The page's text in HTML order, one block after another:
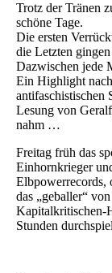
Trotz der Tränen
schöne Tage.
Die ersten
die Letzten
Dazwischen jede
Ein Highlight
antifaschistischen
Lesung von
nahm …
Freitag früh das
Einhornkrieger
Elbpowerrecords,
das „geballer“
Kapitalkritischen-
Stunden